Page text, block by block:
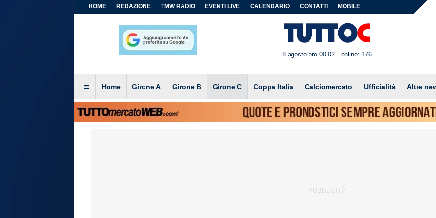
HOME REDAZIONE TMW RADIO EVENTI LIVE CALENDARIO CONTATTI MOBILE
8 agosto ore 00:02 online: 176
Home Girone A Girone B Girone C Coppa Italia Calciomercato Ufficialità Altre